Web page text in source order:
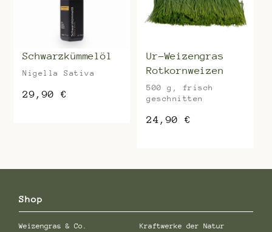
Optionen
der
gewählt
Die
Optionen
der
Produktseite
gewählt
werden
Schwarzkümmelöl
Nigella Sativa
29,90€
Ur-Weizengras
Rotkornweizen
500 g, frisch
geschnitten
24,90€
Shop
Weizengras & Co.
Kraftwerke der Natur